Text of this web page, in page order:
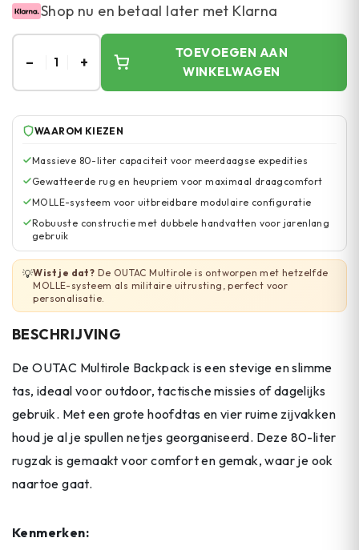
Shop nu en betaal later met Klarna
– 1 +
TOEVOEGEN AAN
WINKELWAGEN
WAAROM KIEZEN
Massieve 80-liter capaciteit voor meerdaagse expedities
Gewatteerde rug en heupriem voor maximaal draagcomfort
MOLLE-systeem voor uitbreidbare modulaire configuratie
Robuuste constructie met dubbele handvatten voor jarenlang
gebruik
💡Wist je dat? De OUTAC Multirole is ontworpen met hetzelfde
MOLLE-systeem als militaire uitrusting, perfect voor
personalisatie.
BESCHRIJVING
De OUTAC Multirole Backpack is een stevige en slimme
tas, ideaal voor outdoor, tactische missies of dagelijks
gebruik. Met een grote hoofdtas en vier ruime zijvakken
houd je al je spullen netjes georganiseerd. Deze 80-liter
rugzak is gemaakt voor comfort en gemak, waar je ook
naartoe gaat.
Kenmerken: